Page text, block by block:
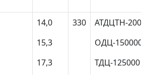
14,0
15,3
17,3
330
АТДЦТН-
ОДЦ-150000
ТДЦ-125000